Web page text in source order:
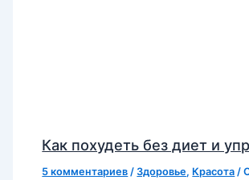
Как похудеть без диет и
5 комментариев /Здоровье, Красота /